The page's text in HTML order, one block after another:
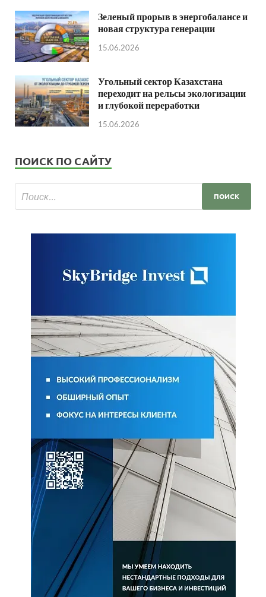
Зеленый прорыв в энергобалансе и
новая структура генерации
15.06.2026
Угольный сектор Казахстана
переходит на рельсы экологизации
и глубокой переработки
15.06.2026
ПОИСК ПО САЙТУ